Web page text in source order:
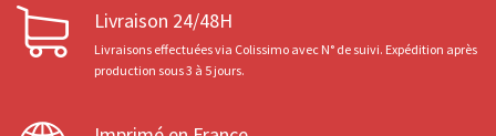
Livraison 24/48H
Livraisons effectuées via Colissimo avec N° de suivi. Expédition après
production sous 3 à 5 jours.